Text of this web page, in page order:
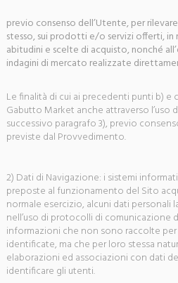
previo consenso dell’Utente, per
stesso, sui prodotti e/o servizi offerti, in
abitudini e scelte di acquisto, nonché
indagini di mercato realizzate
Le finalità di cui ai precedenti punti b) e
Gabutto Market anche attraverso
successivo paragrafo 3), previo
previste dal Provvedimento.
2) Dati di Navigazione: i sistemi
preposte al funzionamento del Sito
normale esercizio, alcuni dati personali
nell’uso di protocolli di comunicazione
informazioni che non sono raccolte
identificate, ma che per loro stessa
elaborazioni ed associazioni con dati
identificare gli utenti.